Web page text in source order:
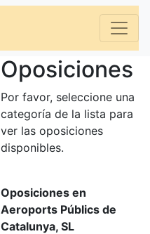
Oposiciones
Por favor, seleccione una
categoría de la lista para
ver las oposiciones
disponibles.
Oposiciones en
Aeroports Públics de
Catalunya, SL